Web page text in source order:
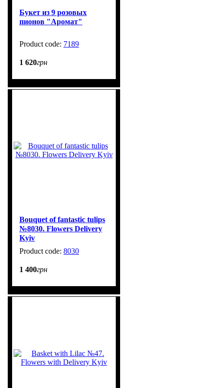
Букет из 9 розовых
пионов "Аромат"
7189
1 620грн
Bouquet of fantastic tulips
№8030. Flowers Delivery
Kyiv
8030
1 400грн